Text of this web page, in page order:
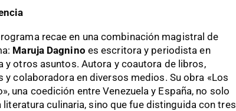
recae en una combinación magistral de
Maruja Dagnino es escritora y periodista en
y otros asuntos. Autora y coautora de libros,
y colaboradora en diversos medios. Su obra «Los
una coedición entre Venezuela y España, no solo
literatura culinaria, sino que fue distinguida con tres